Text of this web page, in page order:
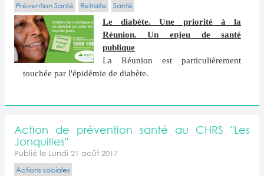
Prévention Santé
Retraite Santé
Le diabète. Une priorité à la
Réunion. Un enjeu de santé
publique
La Réunion est particulièrement
touchée par l'épidémie de diabète.
Action de prévention santé au CHRS "Les
Jonquilles"
Publié le Lundi 21 août 2017
Actions sociales